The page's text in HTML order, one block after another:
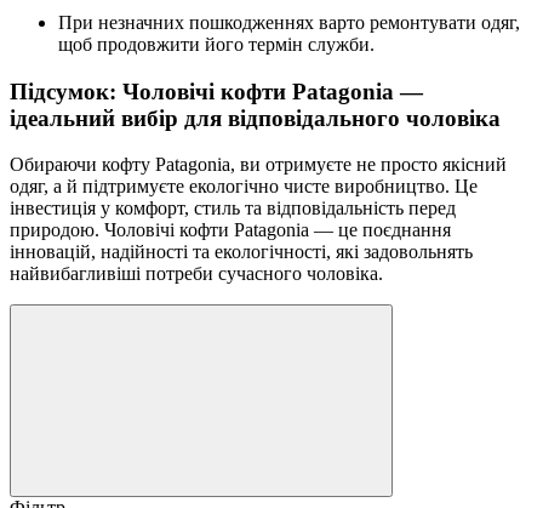
При незначних пошкодженнях варто ремонтувати одяг,
щоб продовжити його термін служби.
Підсумок: Чоловічі кофти Patagonia —
ідеальний вибір для відповідального чоловіка
Обираючи кофту Patagonia, ви отримуєте не просто якісний
одяг, а й підтримуєте екологічно чисте виробництво. Це
інвестиція у комфорт, стиль та відповідальність перед
природою. Чоловічі кофти Patagonia — це поєднання
інновацій, надійності та екологічності, які задовольнять
найвибагливіші потреби сучасного чоловіка.